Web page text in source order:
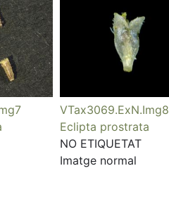
VTax3069.ExN.Img8
Eclipta prostrata
NO ETIQUETAT
Imatge normal